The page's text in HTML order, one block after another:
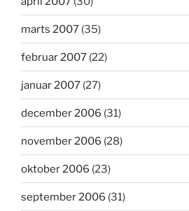
marts 2007 (35)
februar 2007 (22)
januar 2007 (27)
december 2006 (31)
november 2006 (28)
oktober 2006 (23)
september 2006 (31)